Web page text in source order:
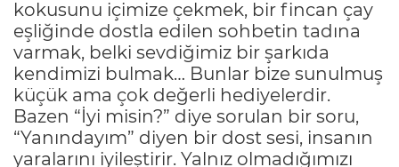
kokusunu içimize çekmek, bir fincan çay
eşliğinde dostla edilen sohbetin tadına
varmak, belki sevdiğimiz bir şarkıda
kendimizi bulmak… Bunlar bize sunulmuş
küçük ama çok değerli hediyelerdir.
Bazen “İyi misin?” diye sorulan bir soru,
“Yanındayım” diyen bir dost sesi, insanın
yaralarını iyileştirir. Yalnız olmadığımızı